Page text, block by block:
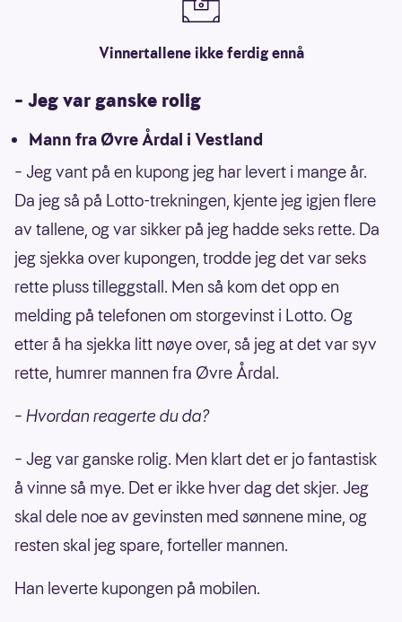
Vinnertallene ikke ferdig ennå
– Jeg var ganske rolig
Mann fra Øvre Årdal i Vestland
– Jeg vant på en kupong jeg har levert i mange år.
Da jeg så på Lotto-trekningen, kjente jeg igjen flere
av tallene, og var sikker på jeg hadde seks rette. Da
jeg sjekka over kupongen, trodde jeg det var seks
rette pluss tilleggstall. Men så kom det opp en
melding på telefonen om storgevinst i Lotto. Og
etter å ha sjekka litt nøye over, så jeg at det var syv
rette, humrer mannen fra Øvre Årdal.
– Hvordan reagerte du da?
– Jeg var ganske rolig. Men klart det er jo fantastisk
å vinne så mye. Det er ikke hver dag det skjer. Jeg
skal dele noe av gevinsten med sønnene mine, og
resten skal jeg spare, forteller mannen.
Han leverte kupongen på mobilen.